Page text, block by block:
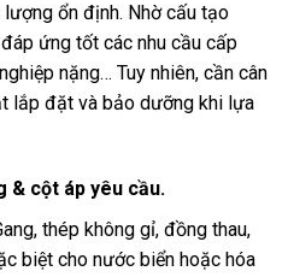
ổn định. Nhờ cấu tạo
ứng tốt các nhu cầu cấp
nặng… Tuy nhiên, cần cân
lắp đặt và bảo dưỡng khi lựa
& cột áp yêu cầu.
thép không gỉ, đồng thau,
biệt cho nước biển hoặc hóa